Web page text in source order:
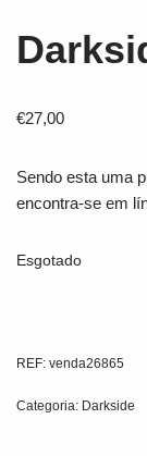
€27,00
Sendo esta uma
encontra-se em
Esgotado
REF: venda26865
Categoria: Darkside